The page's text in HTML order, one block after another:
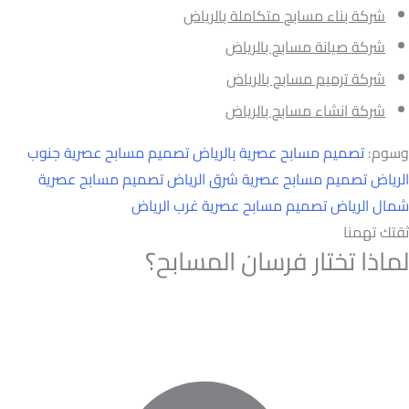
شركة بناء مسابح متكاملة بالرياض
شركة صيانة مسابح بالرياض
شركة ترميم مسابح بالرياض
شركة انشاء مسابح بالرياض
وسوم:تصميم مسابح عصرية بالرياضتصميم مسابح عصرية جنوب
الرياضتصميم مسابح عصرية شرق الرياضتصميم مسابح عصرية
شمال الرياضتصميم مسابح عصرية غرب الرياض
ثقتك تهمنا
لماذا تختار فرسان المسابح؟